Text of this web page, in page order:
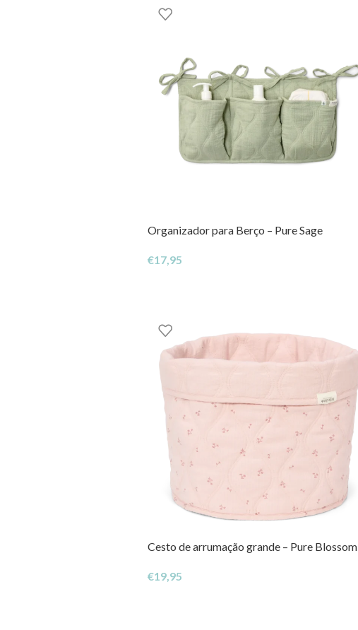
Organizador para Berço – Pure Sage
€17,95
Cesto de arrumação grande – Pure Blossom
€19,95